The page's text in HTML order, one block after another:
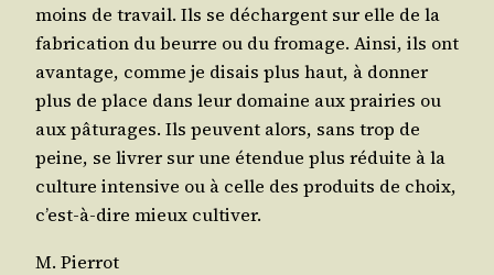
moins de tra­vail. Ils se déchargent sur elle de la
fabri­ca­tion du beurre ou du fro­mage. Ain­si, ils ont
avan­tage, comme je disais plus haut, à don­ner
plus de place dans leur domaine aux prai­ries ou
aux pâtu­rages. Ils peuvent alors, sans trop de
peine, se livrer sur une éten­due plus réduite à la
culture inten­sive ou à celle des pro­duits de choix,
c’est-à-dire mieux cultiver.
M. Pier­rot